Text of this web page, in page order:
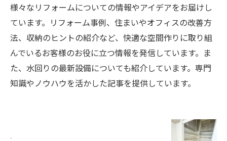
様々なリフォームについての情報やアイデアをお届けし
ています。リフォーム事例、住まいやオフィスの改善方
法、収納のヒントの紹介など、快適な空間作りに取り組
んでいるお客様のお役に立つ情報を発信しています。ま
た、水回りの最新設備についても紹介しています。専門
知識やノウハウを活かした記事を提供しています。
.